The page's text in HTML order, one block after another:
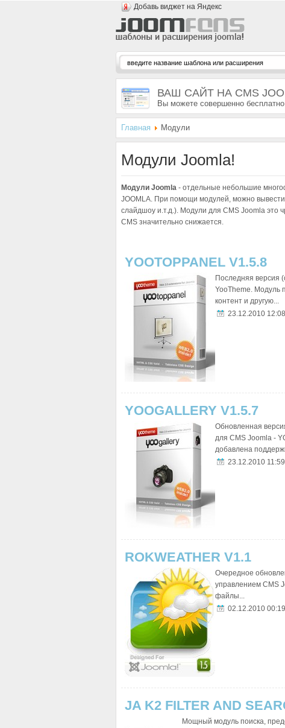
Добавь виджет на Яндекс
ВАШ САЙТ НА CMS
Вы можете совершенно
Главная Модули
Модули Joomla!
Модули Joomla - отдельные небольшие
JOOMLA. При помощи модулей, можно
слайдшоу и.т.д.). Модули для CMS Joomla это
CMS значительно снижается.
YOOTOPPANEL V1.5.8
Последняя версия
YooTheme. Модуль
контент и другую...
23.12.2010 12:08
YOOGALLERY V1.5.7
Обновленная
для CMS Joomla -
добавлена
23.12.2010 11:59
ROKWEATHER V1.1
Очередное
управлением CMS
файлы...
02.12.2010 00:19
JA K2 FILTER AND
Мощный модуль поиска,